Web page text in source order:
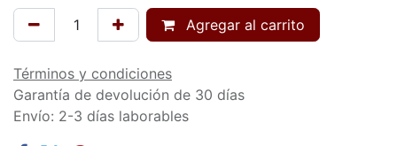
Agregar al carrito
Términos y condiciones
Garantía de devolución de 30 días
Envío: 2-3 días laborables